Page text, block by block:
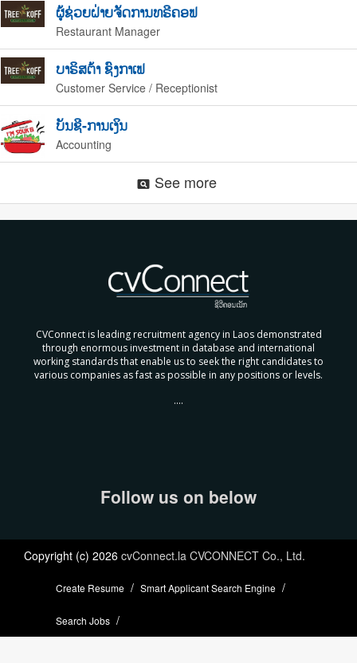
ຜູ້ຊ່ວຍຝ່າຍຈັດການທຣີຄອຟ
Restaurant Manager
ບາຣິສຕ້າ ຊົງກາເຟ
Customer Service / Receptionist
ບັນຊີ-ການເງິນ
Accounting
pageview See more
CVConnect is leading recruitment agency in Laos demonstrated
through enormous investment in database and international
working standards that enable us to seek the right candidates to
various companies as fast as possible in any positions or levels.
....
Follow us on below
Copyright (c) 2026 cvConnect.la CVCONNECT Co., Ltd.
Create Resume Smart Applicant Search Engine
Search Jobs